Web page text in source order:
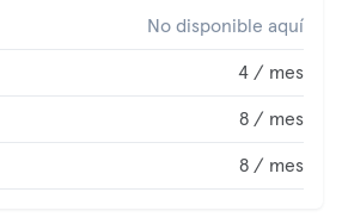
No disponible aquí
4 / mes
8 / mes
8 / mes